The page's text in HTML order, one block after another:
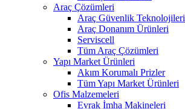
Araç Çözümleri
Araç Güvenlik Teknolojileri
Araç Donanım Ürünleri
Serviscell
Tüm Araç Çözümleri
Yapı Market Ürünleri
Akım Korumalı Prizler
Tüm Yapı Market Ürünleri
Ofis Malzemeleri
Evrak İmha Makineleri